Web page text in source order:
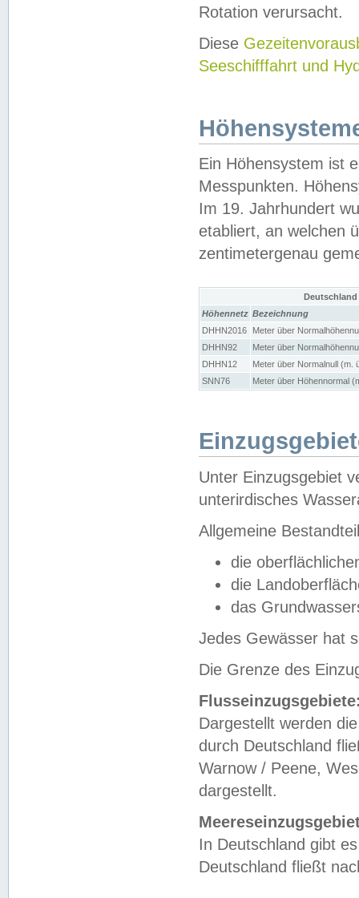
Rotation verursacht.
Diese
Seeschifffahrt und
Ein Höhensystem ist
Messpunkten.
Im 19. Jahrhundert
etabliert, an welchen
zentimetergenau
Höhennetz Bezeichnung
DHHN2016
Meter über
DHHN92
Meter über
DHHN12
Meter über Normalnull (m.
SNN76
Meter über Höhennormal
Unter Einzugsgebiet
unterirdisches
Allgemeine
die
die
das
Jedes Gewässer hat
Die Grenze des
Dargestellt werden
durch Deutschland
Warnow / Peene,
dargestellt.
In Deutschland gibt
Deutschland fließt